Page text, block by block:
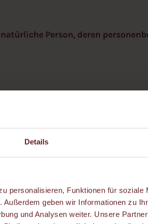
Details
personalisieren, Funktionen für soziale
geben wir Informationen zu
und Analysen weiter. Unsere
Person, deren
ausgeführte Vorgang oder
das Erfassen, die
Verwendung, die Offenlegung
die Einschränkung, das
personenbezogener Daten